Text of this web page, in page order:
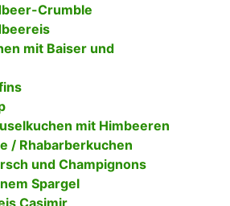
Crumble
mit Baiser und
mit Himbeeren
/ Rhabarberkuchen
und Champignons
Spargel